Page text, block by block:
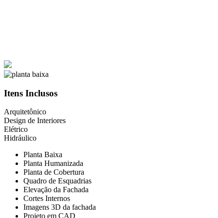
Itens Inclusos
Arquitetônico
Design de Interiores
Elétrico
Hidráulico
Planta Baixa
Planta Humanizada
Planta de Cobertura
Quadro de Esquadrias
Elevação da Fachada
Cortes Internos
Imagens 3D da fachada
Projeto em CAD